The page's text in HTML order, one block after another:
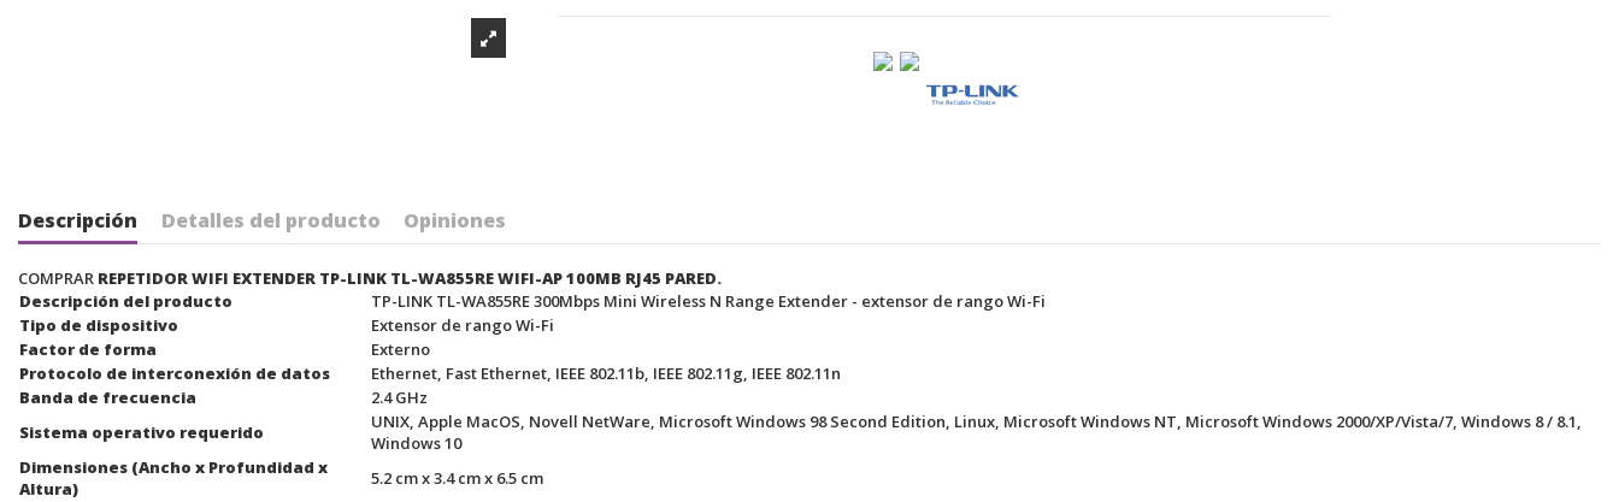
Descripción Detalles del producto Opiniones
COMPRAR REPETIDOR WIFI EXTENDER TP-LINK TL-WA855RE WIFI-AP 100MB RJ45 PARED.
Descripción del producto
TP-LINK TL-WA855RE 300Mbps Mini Wireless N Range Extender - extensor de rango Wi-Fi
Tipo de dispositivo
Extensor de rango Wi-Fi
Factor de forma
Externo
Protocolo de interconexión de datos
Ethernet, Fast Ethernet, IEEE 802.11b, IEEE 802.11g, IEEE 802.11n
Banda de frecuencia
2.4 GHz
Sistema operativo requerido
UNIX, Apple MacOS, Novell NetWare, Microsoft Windows 98 Second Edition, Linux, Microsoft Windows NT, Microsoft Windows 2000/XP/Vista/7, Windows 8 / 8.1,
Windows 10
Dimensiones (Ancho x Profundidad x
Altura)
5.2 cm x 3.4 cm x 6.5 cm